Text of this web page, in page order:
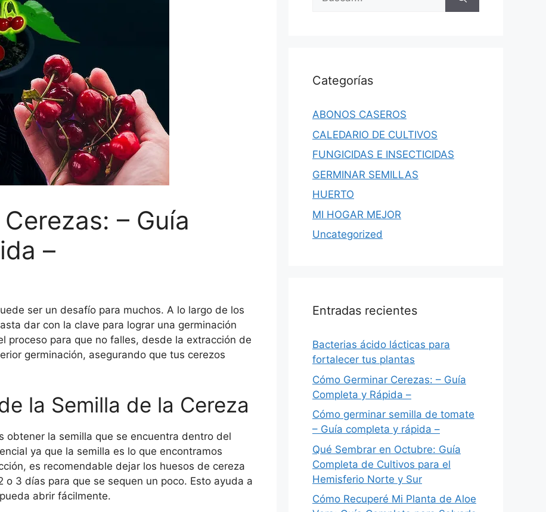
– Guía
–
ser un desafío para muchos. A lo largo de los
dar con la clave para lograr una germinación
proceso para que no falles, desde la extracción de
germinación, asegurando que tus cerezos
la Semilla de la Cereza
obtener la semilla que se encuentra dentro del
ya que la semilla es lo que encontramos
es recomendable dejar los huesos de cereza
3 días para que se sequen un poco. Esto ayuda a
abrir fácilmente.
Categorías
ABONOS CASEROS
CALEDARIO DE CULTIVOS
FUNGICIDAS E INSECTICIDAS
GERMINAR SEMILLAS
HUERTO
MI HOGAR MEJOR
Uncategorized
Entradas recientes
Bacterias ácido lácticas para
fortalecer tus plantas
Cómo Germinar Cerezas: – Guía
Completa y Rápida –
Cómo germinar semilla de tomate
– Guía completa y rápida –
Qué Sembrar en Octubre: Guía
Completa de Cultivos para el
Hemisferio Norte y Sur
Cómo Recuperé Mi Planta de Aloe